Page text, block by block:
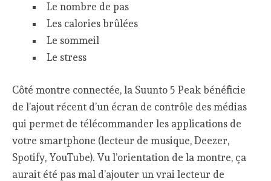
Le nombre de pas
Les calories brûlées
Le sommeil
Le stress
Côté montre connectée, la Suunto 5 Peak bénéficie
de l’ajout récent d’un écran de contrôle des médias
qui permet de télécommander les applications de
votre smartphone (lecteur de musique, Deezer,
Spotify, YouTube). Vu l’orientation de la montre, ça
aurait été pas mal d’ajouter un vrai lecteur de